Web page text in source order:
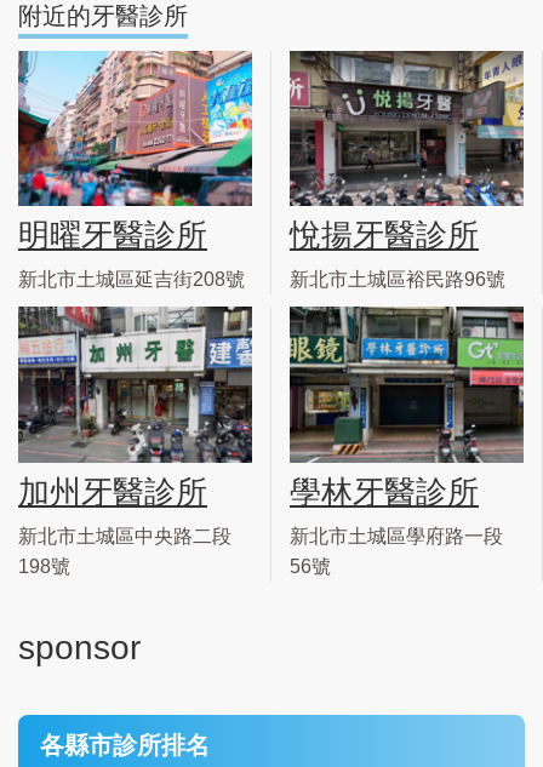
附近的牙醫診所
明曜牙醫診所
新北市土城區延吉街208號
悅揚牙醫診所
新北市土城區裕民路96號
加州牙醫診所
新北市土城區中央路二段
198號
學林牙醫診所
新北市土城區學府路一段
56號
sponsor
各縣市診所排名